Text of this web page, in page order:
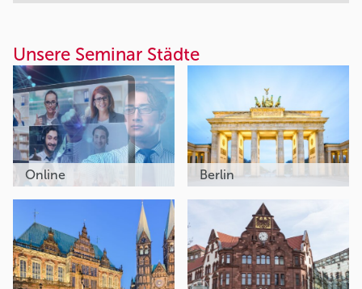
Unsere Seminar Städte
Online Berlin